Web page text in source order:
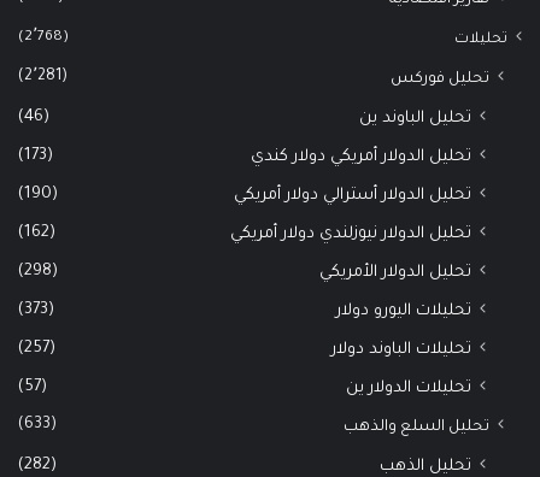
تحليلات (2٬768)
تحليل فوركس (2٬281)
تحليل الباوند ين (46)
تحليل الدولار أمريكي دولار كندي (173)
تحليل الدولار أسترالي دولار أمريكي (190)
تحليل الدولار نيوزلندي دولار أمريكي (162)
تحليل الدولار الأمريكي (298)
تحليلات اليورو دولار (373)
تحليلات الباوند دولار (257)
تحليلات الدولار ين (57)
تحليل السلع والذهب (633)
تحليل الذهب (282)